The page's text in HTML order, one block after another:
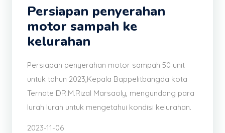
Persiapan penyerahan
motor sampah ke
kelurahan
Persiapan penyerahan motor sampah 50 unit
untuk tahun 2023,Kepala Bappelitbangda kota
Ternate DR.M.Rizal Marsaoly, mengundang para
lurah lurah untuk mengetahui kondisi kelurahan.
2023-11-06